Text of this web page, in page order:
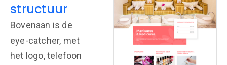
structuur
Bovenaan is de
eye-catcher, met
het logo, telefoon